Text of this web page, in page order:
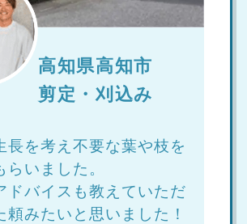
高知県高知市
剪定・刈込み
長を考え不要な葉や枝を
いました。
ドバイスも教えていただ
頼みたいと思いました！